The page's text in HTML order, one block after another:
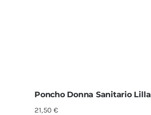
Poncho Donna Sanitario Lilla
21,50€